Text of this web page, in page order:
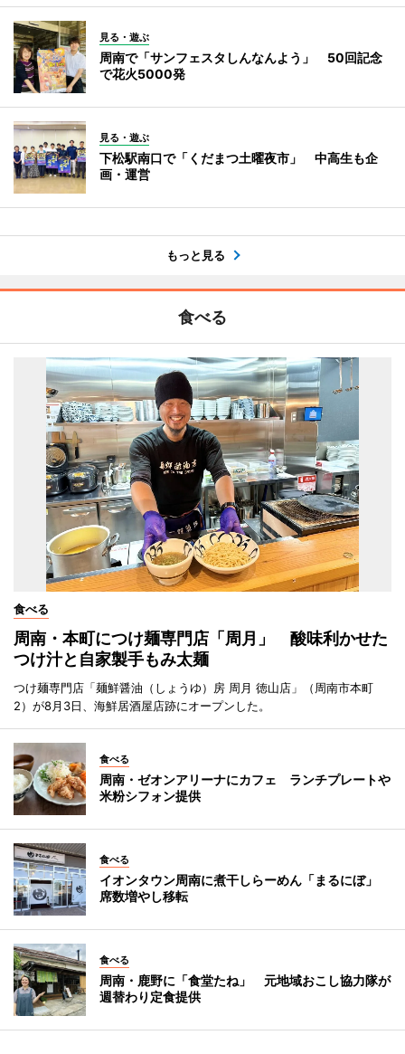
見る・遊ぶ
周南で「サンフェスタしんなんよう」 50回記念
で花火5000発
見る・遊ぶ
下松駅南口で「くだまつ土曜夜市」 中高生も企
画・運営
もっと見る
食べる
食べる
周南・本町につけ麺専門店「周月」 酸味利かせた
つけ汁と自家製手もみ太麺
つけ麺専門店「麺鮮醤油（しょうゆ）房 周月 徳山店」（周南市本町
2）が8月3日、海鮮居酒屋店跡にオープンした。
食べる
周南・ゼオンアリーナにカフェ ランチプレートや
米粉シフォン提供
食べる
イオンタウン周南に煮干しらーめん「まるにぼ」
席数増やし移転
食べる
周南・鹿野に「食堂たね」 元地域おこし協力隊が
週替わり定食提供